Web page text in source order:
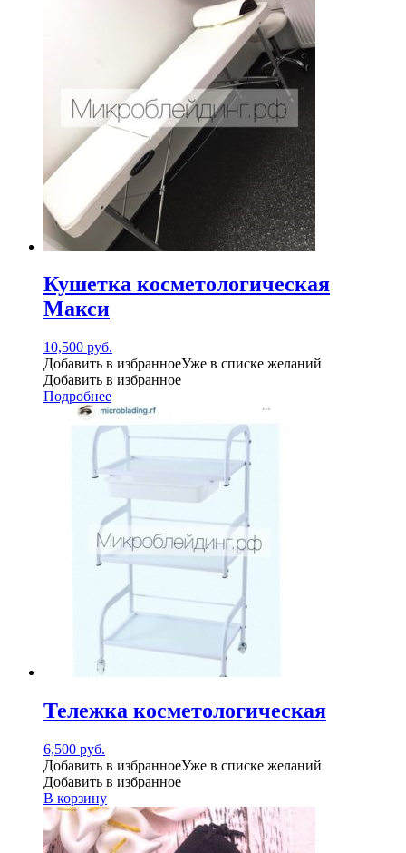
Кушетка косметологическая
Макси
10,500 руб.
Добавить в избранноеУже в списке желаний
Добавить в избранное
Подробнее
Тележка косметологическая
6,500 руб.
Добавить в избранноеУже в списке желаний
Добавить в избранное
В корзину